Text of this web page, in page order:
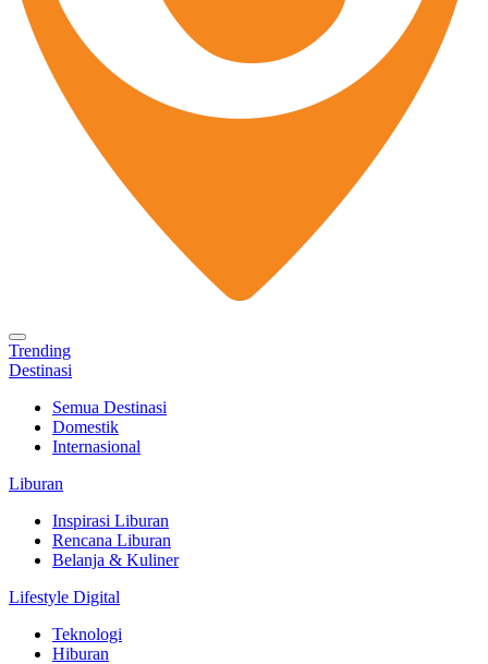
Trending
Destinasi
Semua Destinasi
Domestik
Internasional
Liburan
Inspirasi Liburan
Rencana Liburan
Belanja & Kuliner
Lifestyle Digital
Teknologi
Hiburan